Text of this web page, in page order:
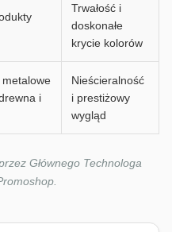
Trwałość i
doskonałe
krycie kolorów
i
Nieścieralność
i prestiżowy
wygląd
Głównego Technologa